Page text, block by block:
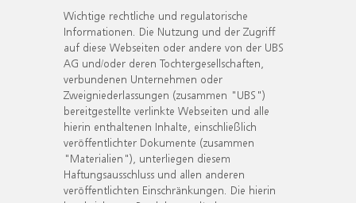
Wichtige rechtliche und regulatorische
Informationen. Die Nutzung und der Zugriff
auf diese Webseiten oder andere von der UBS
AG und/oder deren Tochtergesellschaften,
verbundenen Unternehmen oder
Zweigniederlassungen (zusammen "UBS")
bereitgestellte verlinkte Webseiten und alle
hierin enthaltenen Inhalte, einschließlich
veröffentlichter Dokumente (zusammen
"Materialien"), unterliegen diesem
Haftungsausschluss und allen anderen
veröffentlichten Einschränkungen. Die hierin